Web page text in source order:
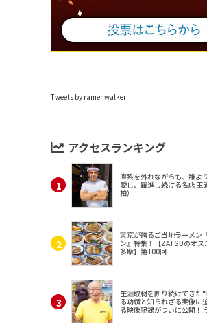
Tweets by ramenwalker
アクセスランキング
直系を外れながらも、誰よ
愛し、躍進し続ける名店 王
柏）
東京が誇るご当地ラーメン
ン』特集！【ZATSUのオス
多摩】第100回
生涯取材を断り続けてきた
る功績と知られざる実像に
る映像記録がついに公開！